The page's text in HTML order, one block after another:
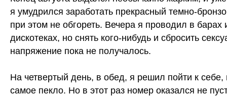
я умудрился заработать прекрасный темно-
при этом не обгореть. Вечера я проводил в барах
дискотеках, но снять кого-нибудь и сбросить
напряжение пока не получалось.
На четвертый день, в обед, я решил пойти к себе,
самое пекло. Но в этот раз номер оказался не